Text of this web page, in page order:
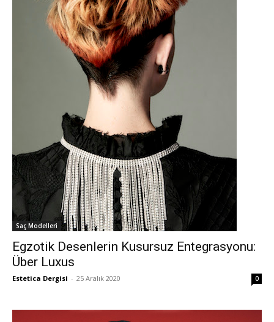
Saç Modelleri
Egzotik Desenlerin Kusursuz Entegrasyonu:
Über Luxus
Estetica Dergisi - 25 Aralık 2020 0